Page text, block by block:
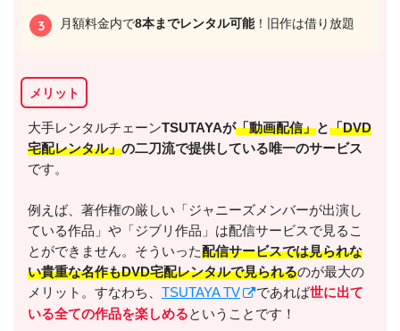
＼＼31日間無料!!お試し解約もOK／／
今すぐ無料でU-NEXTで見る
月額料金内で8本までレンタル可能！旧作は借り放題
メリット
大手レンタルチェーンTSUTAYAが「動画配信」と「DVD
宅配レンタル」の二刀流で提供している唯一のサービス
です。
例えば、著作権の厳しい「ジャニーズメンバーが出演し
ている作品」や「ジブリ作品」は配信サービスで見るこ
とができません。そういった配信サービスでは見られな
い貴重な名作もDVD宅配レンタルで見られるのが最大の
メリット。すなわち、 TSUTAYA TV であれば世に出て
いる全ての作品を楽しめるということです！